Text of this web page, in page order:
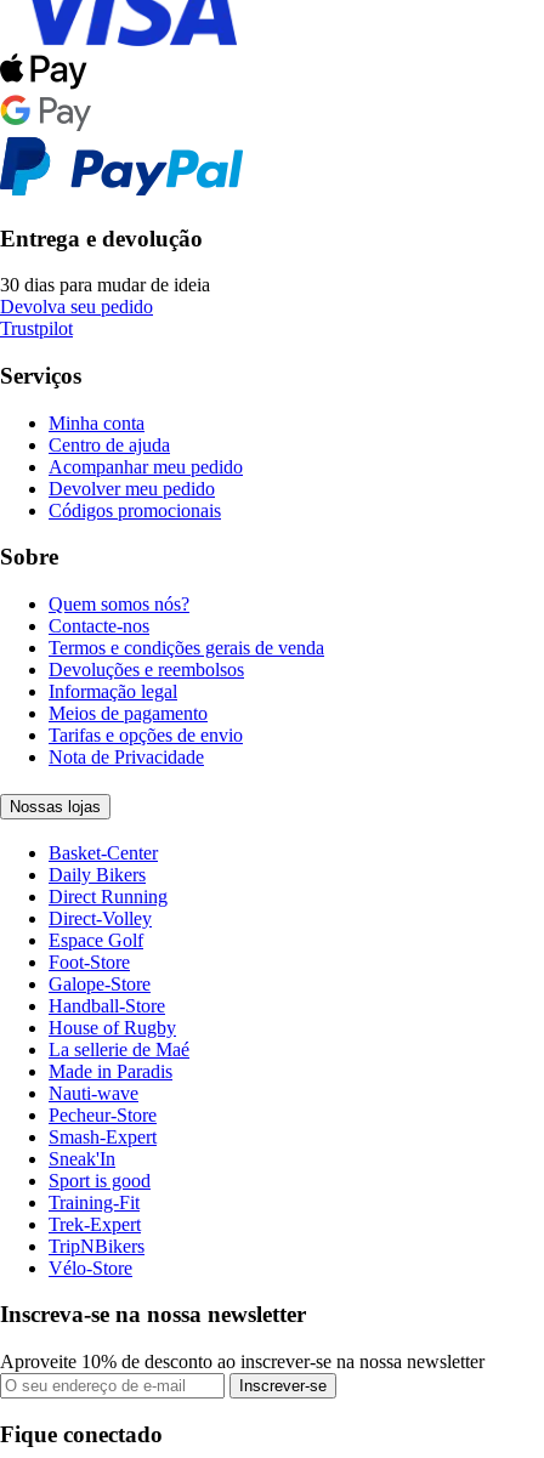
Entrega e devolução
30 dias para mudar de ideia
Devolva seu pedido
Trustpilot
Serviços
Minha conta
Centro de ajuda
Acompanhar meu pedido
Devolver meu pedido
Códigos promocionais
Sobre
Quem somos nós?
Contacte-nos
Termos e condições gerais de venda
Devoluções e reembolsos
Informação legal
Meios de pagamento
Tarifas e opções de envio
Nota de Privacidade
Nossas lojas
Basket-Center
Daily Bikers
Direct Running
Direct-Volley
Espace Golf
Foot-Store
Galope-Store
Handball-Store
House of Rugby
La sellerie de Maé
Made in Paradis
Nauti-wave
Pecheur-Store
Smash-Expert
Sneak'In
Sport is good
Training-Fit
Trek-Expert
TripNBikers
Vélo-Store
Inscreva-se na nossa newsletter
Aproveite 10% de desconto ao inscrever-se na nossa newsletter
Inscrever-se
Fique conectado